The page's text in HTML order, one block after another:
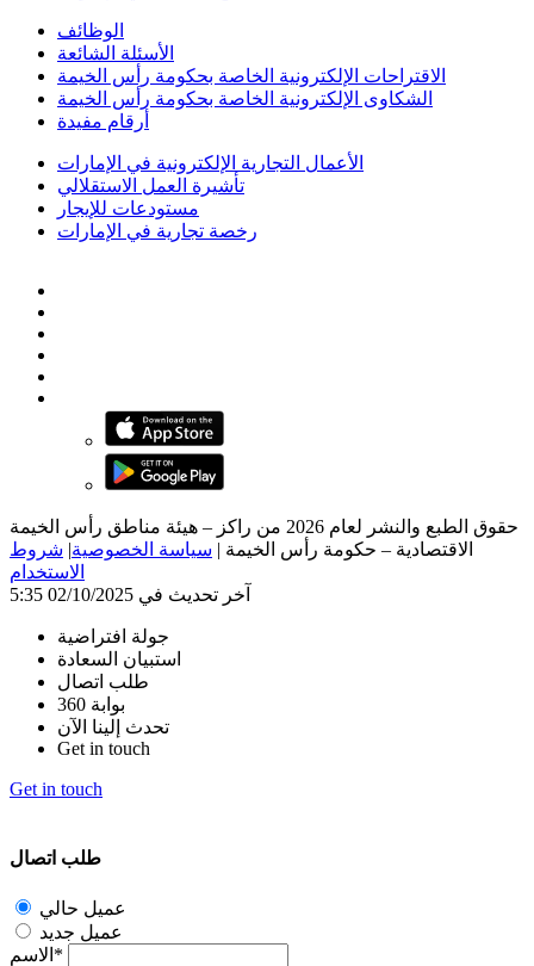
الوظائف
الأسئلة الشائعة
الاقتراحات الإلكترونية الخاصة بحكومة رأس الخيمة
الشكاوى الإلكترونية الخاصة بحكومة رأس الخيمة
أرقام مفيدة
الأعمال التجارية الإلكترونية في الإمارات
تأشيرة العمل الاستقلالي
مستودعات للإيجار
رخصة تجارية في الإمارات
حقوق الطبع والنشر لعام 2026 من راكز – هيئة مناطق رأس الخيمة
الاقتصادية – حكومة رأس الخيمة | سياسة الخصوصية| شروط
الاستخدام
آخر تحديث في 02/10/2025 5:35
جولة افتراضية
استبيان السعادة
طلب اتصال
بوابة 360
تحدث إلينا الآن
Get in touch
Get in touch
طلب اتصال
عميل حالي
عميل جديد
الاسم*